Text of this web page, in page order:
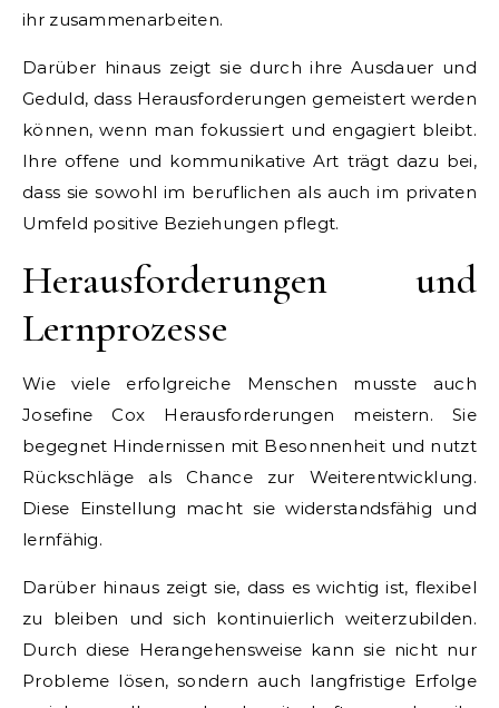
ihr zusammenarbeiten.
Darüber hinaus zeigt sie durch ihre Ausdauer und
Geduld, dass Herausforderungen gemeistert werden
können, wenn man fokussiert und engagiert bleibt.
Ihre offene und kommunikative Art trägt dazu bei,
dass sie sowohl im beruflichen als auch im privaten
Umfeld positive Beziehungen pflegt.
Herausforderungen und
Lernprozesse
Wie viele erfolgreiche Menschen musste auch
Josefine Cox Herausforderungen meistern. Sie
begegnet Hindernissen mit Besonnenheit und nutzt
Rückschläge als Chance zur Weiterentwicklung.
Diese Einstellung macht sie widerstandsfähig und
lernfähig.
Darüber hinaus zeigt sie, dass es wichtig ist, flexibel
zu bleiben und sich kontinuierlich weiterzubilden.
Durch diese Herangehensweise kann sie nicht nur
Probleme lösen, sondern auch langfristige Erfolge